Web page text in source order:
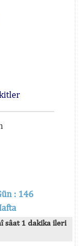
: 146
sâat 1 dakika ileri